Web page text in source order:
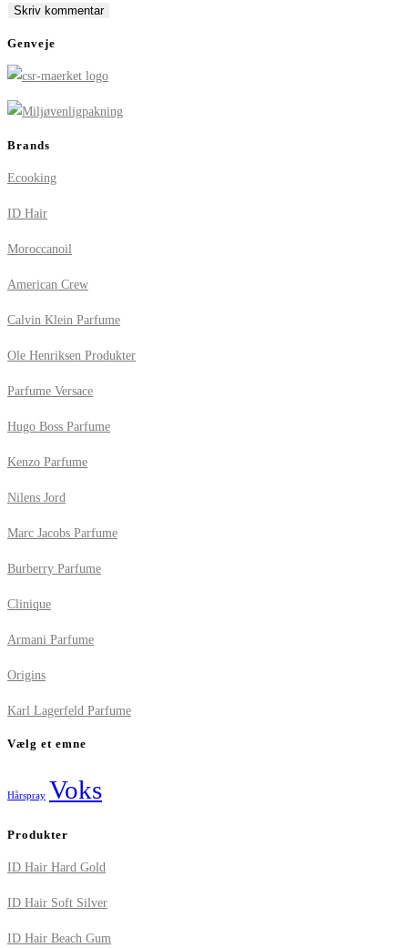
comment
comment
(optional)
Genveje
Brands
Ecooking
ID Hair
Moroccanoil
American Crew
Calvin Klein Parfume
Ole Henriksen Produkter
Parfume Versace
Hugo Boss Parfume
Kenzo Parfume
Nilens Jord
Marc Jacobs Parfume
Burberry Parfume
Clinique
Armani Parfume
Origins
Karl Lagerfeld Parfume
Vælg et emne
Hårspray Voks
Produkter
ID Hair Hard Gold
ID Hair Soft Silver
ID Hair Beach Gum